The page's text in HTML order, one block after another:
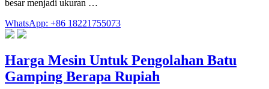
besar menjadi ukuran …
WhatsApp: +86 18221755073
Harga Mesin Untuk Pengolahan Batu
Gamping Berapa Rupiah